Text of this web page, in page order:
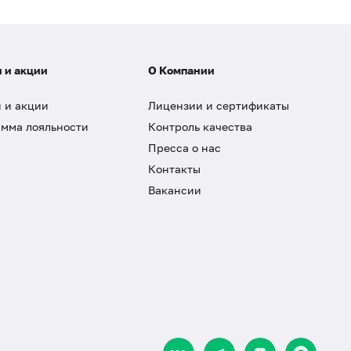
и акции
и акции
лояльности
О Компании
Лицензии и сертификаты
Контроль качества
Пресса о нас
Контакты
Вакансии